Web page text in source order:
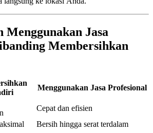
Menggunakan Jasa
Membersihkan
Menggunakan Jasa Profesional
Cepat dan efisien
Bersih hingga serat terdalam